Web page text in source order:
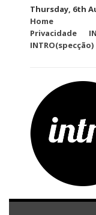
Thursday, 6th
Home
Privacidade
INTRO(specção)